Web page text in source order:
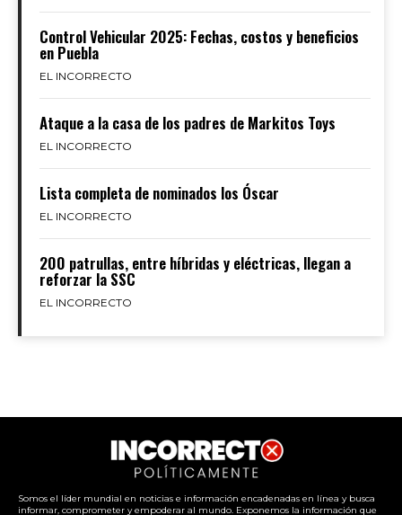
Control Vehicular 2025: Fechas, costos y beneficios
en Puebla
EL INCORRECTO
Ataque a la casa de los padres de Markitos Toys
EL INCORRECTO
Lista completa de nominados los Óscar
EL INCORRECTO
200 patrullas, entre híbridas y eléctricas, llegan a
reforzar la SSC
EL INCORRECTO
Somos el líder mundial en noticias e información encadenadas en línea y busca
informar, comprometer y empoderar al mundo. Exponemos la información que